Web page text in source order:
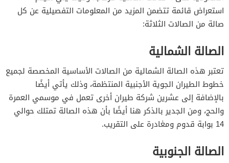
استعراض قائمة تتضمن المزيد من المعلومات التفصيلية عن كل
صالة من الصالات الثلاثة:
الصالة الشمالية
تعتبر هذه الصالة الشمالية من الصالات الأساسية المخصصة لجميع
خطوط الطيران الجوية الأجنبية المنتظمة، وذلك يأتي أيضًا
بالإضافة إلى عشرين شركة طيران أخرى تعمل في موسمي العمرة
والحج، ومن الجدير بالذكر هنا أيضًا بأن هذه الصالة تمتلك حوالي
14 بوابة قدوم ومغادرة على التقريب.
الصالة الجنوبية